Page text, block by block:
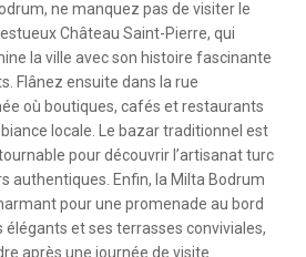
ne manquez pas de visiter le
Château Saint-Pierre, qui
la ville avec son histoire fascinante
Flânez ensuite dans la rue
où boutiques, cafés et restaurants
locale. Le bazar traditionnel est
pour découvrir l’artisanat turc
authentiques. Enfin, la Milta Bodrum
pour une promenade au bord
élégants et ses terrasses conviviales,
après une journée de visite.